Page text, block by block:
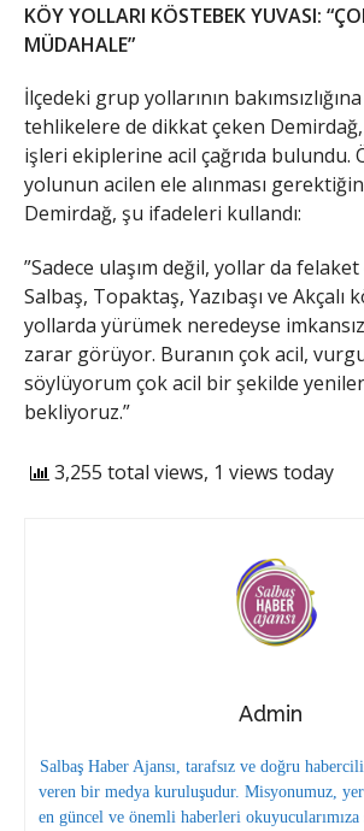
KÖY YOLLARI KÖSTEBEK YUVASI:
MÜDAHALE”
​İlçedeki grup yollarının
tehlikelere de dikkat çeken
işleri ekiplerine acil çağrıda bulundu.
yolunun acilen ele alınması
Demirdağ, şu ifadeleri kullandı:
​”Sadece ulaşım değil, yollar da
Salbaş, Topaktaş, Yazıbaşı ve Akçalı
yollarda yürümek neredeyse
zarar görüyor. Buranın çok acil,
söylüyorum çok acil bir şekilde
bekliyoruz.”
3,255 total views, 1 views today
Admin
Salbaş Haber Ajansı, tarafsız ve doğru
veren bir medya kuruluşudur. Misyonumuz,
en güncel ve önemli haberleri okuyucularımıza